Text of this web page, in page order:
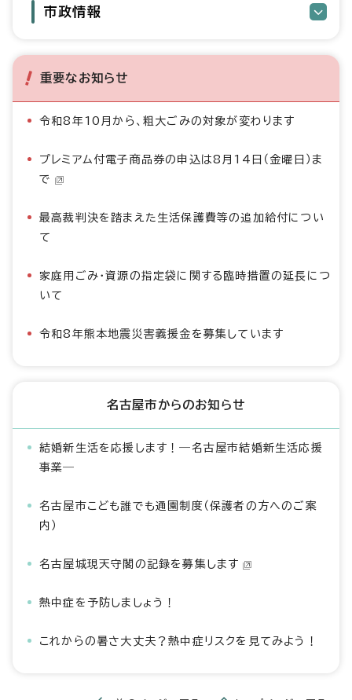
市政情報
重要なお知らせ
令和8年10月から、粗大ごみの対象が変わります
プレミアム付電子商品券の申込は8月14日（金曜日）ま
で
最高裁判決を踏まえた生活保護費等の追加給付につい
て
家庭用ごみ・資源の指定袋に関する臨時措置の延長につ
いて
令和8年熊本地震災害義援金を募集しています
名古屋市からのお知らせ
結婚新生活を応援します！―名古屋市結婚新生活応援
事業―
名古屋市こども誰でも通園制度（保護者の方へのご案
内）
名古屋城現天守閣の記録を募集します
熱中症を予防しましょう！
これからの暑さ大丈夫？熱中症リスクを見てみよう！